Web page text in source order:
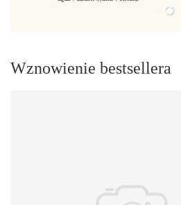
Wznowienie bestsellera